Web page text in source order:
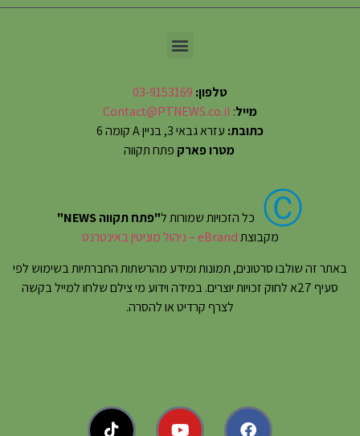
טלפון: 03-9153169
מייל:
Contact@PTNEWS.co.il
כתובת: עזרא גבאי 3, בניין A קומה 6
מטרו פארק פתח תקווה
Ⓒ כל הזכויות שמורות ל"פתח תקווה NEWS"
מקבוצתeBrand – ניהול מוניטין באינטרנט
באתר זה שולבו סרטונים, תמונות ומידע מהרשתות החברתיות בשימוש לפי
סעיף 27א לחוק זכויות יוצרים. במידה וידוע מי צילם שלחו למייל בקשה
לצרף קרדיט או להסרה.